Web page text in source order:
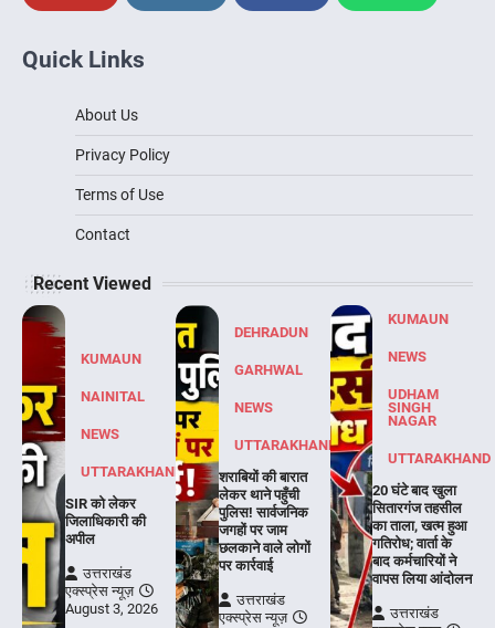
Quick Links
About Us
Privacy Policy
Terms of Use
Contact
Recent Viewed
KUMAUN
NAINITAL
NEWS
UTTARAKHAND
SIR को लेकर
जिलाधिकारी की
अपील
उत्तराखंड
एक्स्प्रेस न्यूज़
August 3, 2026
DEHRADUN
GARHWAL
NEWS
UTTARAKHAND
शराबियों की बारात
लेकर थाने पहुँची
पुलिस! सार्वजनिक
जगहों पर जाम
छलकाने वाले लोगों
पर कार्रवाई
उत्तराखंड
एक्स्प्रेस न्यूज़
KUMAUN
NEWS
UDHAM
SINGH
NAGAR
UTTARAKHAND
20 घंटे बाद खुला
सितारगंज तहसील
का ताला, खत्म हुआ
गतिरोध; वार्ता के
बाद कर्मचारियों ने
वापस लिया आंदोलन
उत्तराखंड